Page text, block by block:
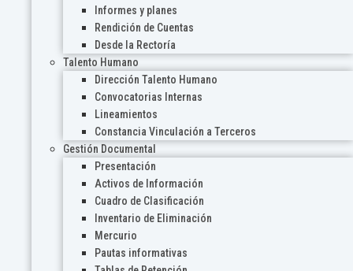
Informes y planes
Rendición de Cuentas
Desde la Rectoría
Talento Humano
Dirección Talento Humano
Convocatorias Internas
Lineamientos
Constancia Vinculación a Terceros
Gestión Documental
Presentación
Activos de Información
Cuadro de Clasificación
Inventario de Eliminación
Mercurio
Pautas informativas